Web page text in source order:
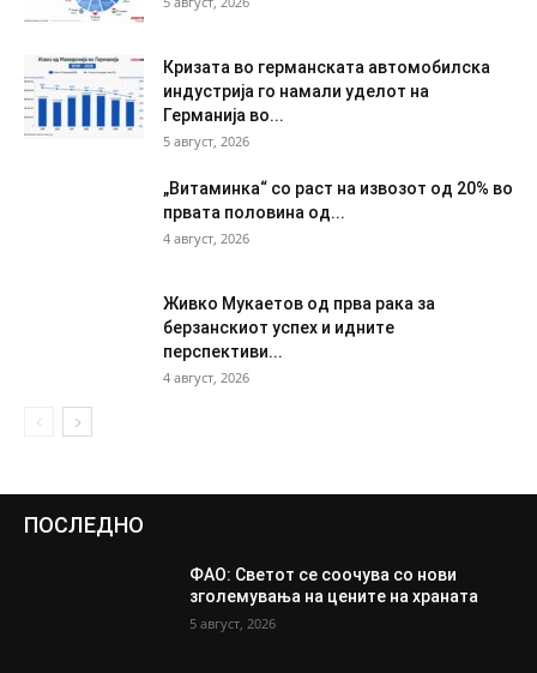
Кризата во германската автомобилска
индустрија го намали уделот на
Германија во...
5 август, 2026
„Витаминка“ со раст на извозот од 20% во
првата половина од...
4 август, 2026
Живко Мукаетов од прва рака за
берзанскиот успех и идните
перспективи...
4 август, 2026
ПОСЛЕДНО
ФАО: Светот се соочува со нови
зголемувања на цените на храната
5 август, 2026